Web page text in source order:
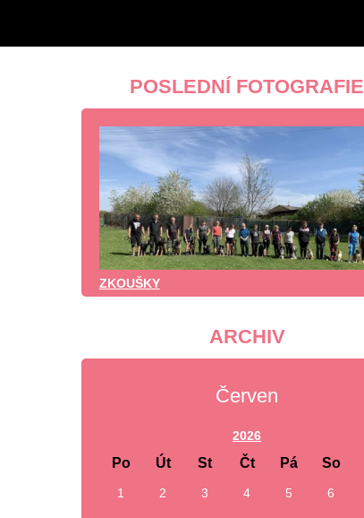
POSLEDNÍ FOTOGRAFIE
ZKOUŠKY
ARCHIV
Červen
2026
Po Út St Čt Pá So
1 2 3 4 5 6